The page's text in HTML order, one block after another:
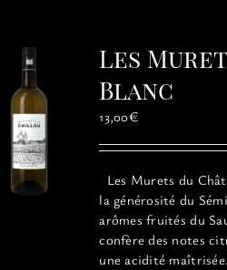
CONTACT
MON PANIER
Les
Blanc
13,00€
Les Murets du
la générosité du
arômes fruités du
confère des notes
une acidité maîtrisée.